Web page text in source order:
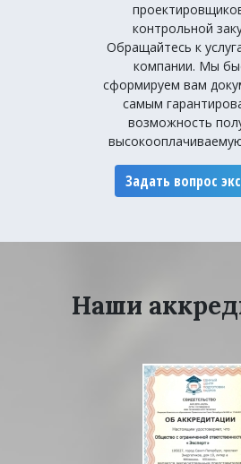
контрольной
Обращайтесь к
компании. Мы
сформируем вам
самым
возможность
Задать вопрос
Наши